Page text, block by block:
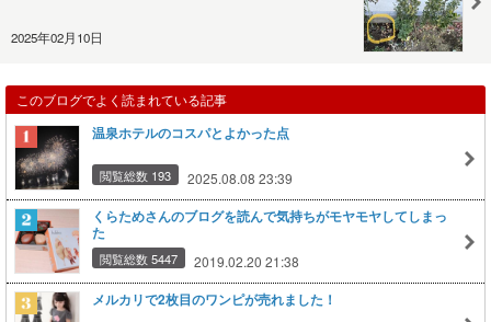
2025年02月10日
このブログでよく読まれている記事
温泉ホテルのコスパとよかった点
閲覧総数 193 2025.08.08 23:39
くらためさんのブログを読んで気持ちがモヤモヤしてしまっ
た
閲覧総数 5447 2019.02.20 21:38
メルカリで2枚目のワンピが売れました！